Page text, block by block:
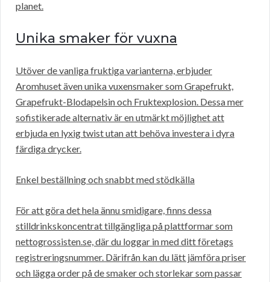
planet.
Unika smaker för vuxna
Utöver de vanliga fruktiga varianterna, erbjuder
Aromhuset även unika vuxensmaker som Grapefrukt,
Grapefrukt-Blodapelsin och Fruktexplosion. Dessa mer
sofistikerade alternativ är en utmärkt möjlighet att
erbjuda en lyxig twist utan att behöva investera i dyra
färdiga drycker.
Enkel beställning och snabbt med stödkälla
För att göra det hela ännu smidigare, finns dessa
stilldrinkskoncentrat tillgängliga på plattformar som
nettogrossisten.se, där du loggar in med ditt företags
registreringsnummer. Därifrån kan du lätt jämföra priser
och lägga order på de smaker och storlekar som passar